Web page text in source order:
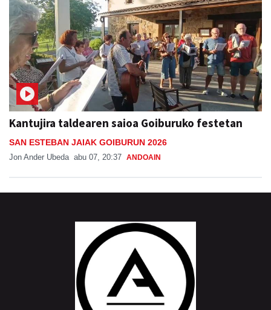
Kantujira taldearen saioa Goiburuko festetan
SAN ESTEBAN JAIAK GOIBURUN 2026
Jon Ander Ubeda abu 07, 20:37 ANDOAIN